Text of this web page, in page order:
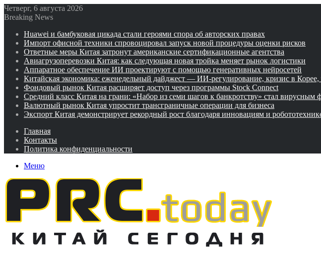
Четверг, 6 августа 2026
Breaking News
Huawei и бамбуковая цикада стали героями спора об авторских правах
Импорт офисной техники спровоцировал запуск новой процедуры оценки рисков
Ответные меры Китая затронут американские сертификационные агентства
Авиагрузоперевозки Китая: как следующая новая тройка меняет рынок логистики
Аппаратное обеспечение ИИ проектируют с помощью генеративных нейросетей
Китайская экономика: еженедельный дайджест — ИИ-регулирование, кризис в
Фондовый рынок Китая расширяет доступ через программы Stock Connect
Средний класс Китая на грани: «Набор из семи шагов к банкротству» стал вирусным
Валютный рынок Китая упростит трансграничные операции для бизнеса
Экспорт Китая демонстрирует рекордный рост благодаря инновациям и
Главная
Контакты
Политика конфиденциальности
Меню